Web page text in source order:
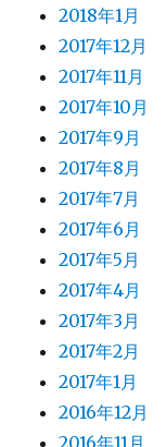
2018年1月
2017年12月
2017年11月
2017年10月
2017年9月
2017年8月
2017年7月
2017年6月
2017年5月
2017年4月
2017年3月
2017年2月
2017年1月
2016年12月